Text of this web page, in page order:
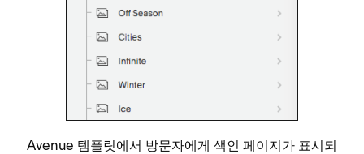
Avenue 템플릿에서 방문자에게 색인 페이지가 표시되